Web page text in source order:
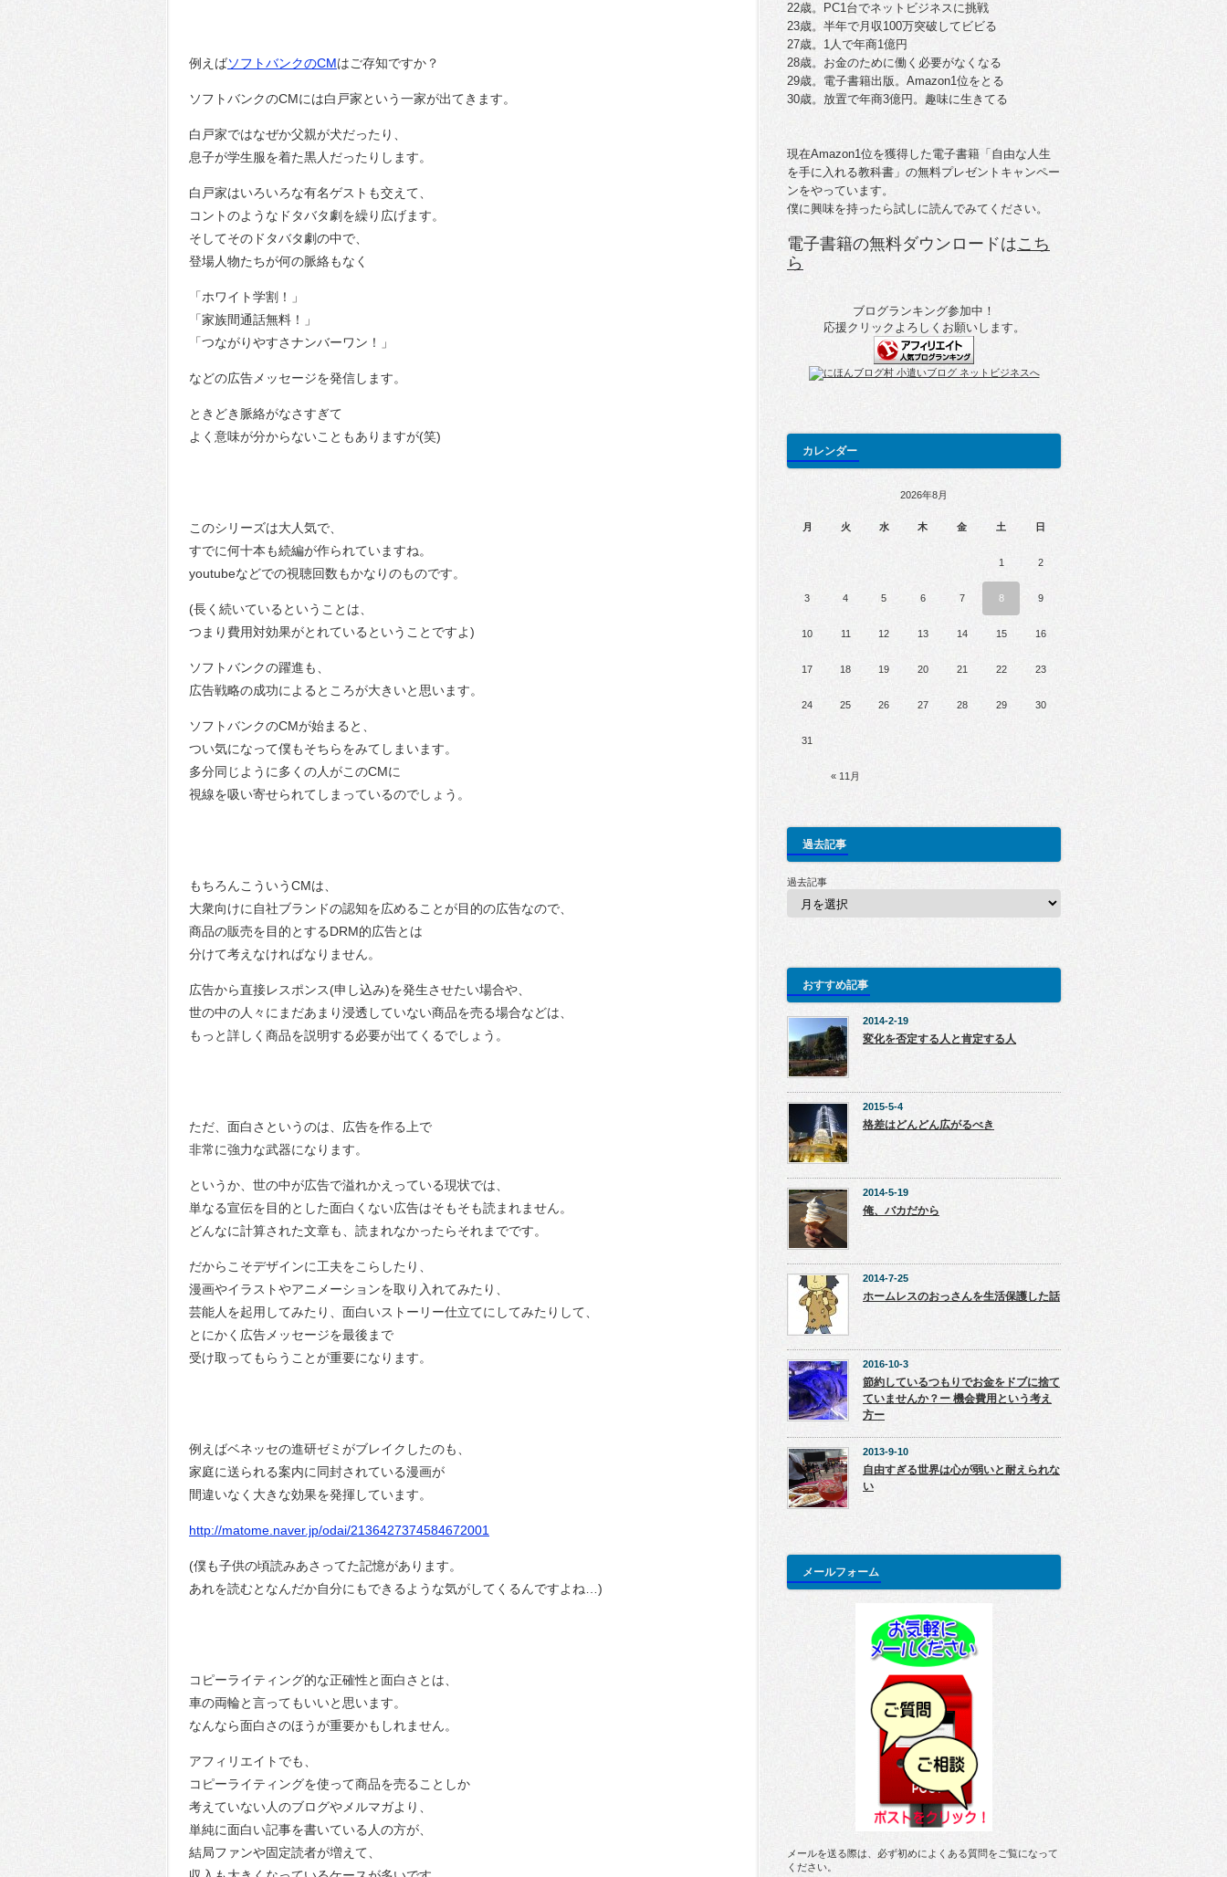
例えばソフトバンクのCMはご存知ですか？
ソフトバンクのCMには白戸家という一家が出てきます。
白戸家ではなぜか父親が犬だったり、
息子が学生服を着た黒人だったりします。
白戸家はいろいろな有名ゲストも交えて、
コントのようなドタバタ劇を繰り広げます。
そしてそのドタバタ劇の中で、
登場人物たちが何の脈絡もなく
「ホワイト学割！」
「家族間通話無料！」
「つながりやすさナンバーワン！」
などの広告メッセージを発信します。
ときどき脈絡がなさすぎて
よく意味が分からないこともありますが(笑)
このシリーズは大人気で、
すでに何十本も続編が作られていますね。
youtubeなどでの視聴回数もかなりのものです。
(長く続いているということは、
つまり費用対効果がとれているということですよ)
ソフトバンクの躍進も、
広告戦略の成功によるところが大きいと思います。
ソフトバンクのCMが始まると、
つい気になって僕もそちらをみてしまいます。
多分同じように多くの人がこのCMに
視線を吸い寄せられてしまっているのでしょう。
もちろんこういうCMは、
大衆向けに自社ブランドの認知を広めることが目的の広告なので、
商品の販売を目的とするDRM的広告とは
分けて考えなければなりません。
広告から直接レスポンス(申し込み)を発生させたい場合や、
世の中の人々にまだあまり浸透していない商品を売る場合などは、
もっと詳しく商品を説明する必要が出てくるでしょう。
ただ、面白さというのは、広告を作る上で
非常に強力な武器になります。
というか、世の中が広告で溢れかえっている現状では、
単なる宣伝を目的とした面白くない広告はそもそも読まれません。
どんなに計算された文章も、読まれなかったらそれまでです。
だからこそデザインに工夫をこらしたり、
漫画やイラストやアニメーションを取り入れてみたり、
芸能人を起用してみたり、面白いストーリー仕立てにしてみたりして、
とにかく広告メッセージを最後まで
受け取ってもらうことが重要になります。
例えばベネッセの進研ゼミがブレイクしたのも、
家庭に送られる案内に同封されている漫画が
間違いなく大きな効果を発揮しています。
http://matome.naver.jp/odai/2136427374584672001
(僕も子供の頃読みあさってた記憶があります。
あれを読むとなんだか自分にもできるような気がしてくるんですよね…)
コピーライティング的な正確性と面白さとは、
車の両輪と言ってもいいと思います。
なんなら面白さのほうが重要かもしれません。
アフィリエイトでも、
コピーライティングを使って商品を売ることしか
考えていない人のブログやメルマガより、
単純に面白い記事を書いている人の方が、
結局ファンや固定読者が増えて、
22歳。PC1台でネットビジネスに挑戦
23歳。半年で月収100万突破してビビる
27歳。1人で年商1億円
28歳。お金のために働く必要がなくなる
29歳。電子書籍出版。Amazon1位をとる
30歳。放置で年商3億円。趣味に生きてる
現在Amazon1位を獲得した電子書籍「自由な人生
を手に入れる教科書」の無料プレゼントキャンペー
ンをやっています。
僕に興味を持ったら試しに読んでみてください。
電子書籍の無料ダウンロードはこち
ら
ブログランキング参加中！
応援クリックよろしくお願いします。
カレンダー
2026年8月
月 火 水 木 金 土 日
« 11月
1 2
3 4 5 6 7 8 9
10 11 12 13 14 15 16
17 18 19 20 21 22 23
24 25 26 27 28 29 30
31
過去記事
過去記事
おすすめ記事
2014-2-19
変化を否定する人と肯定する人
2015-5-4
格差はどんどん広がるべき
2014-5-19
俺、バカだから
2014-7-25
ホームレスのおっさんを生活保護した話
2016-10-3
節約しているつもりでお金をドブに捨て
ていませんか？ー 機会費用という考え
方ー
2013-9-10
自由すぎる世界は心が弱いと耐えられな
い
メールフォーム
メールを送る際は、必ず初めによくある質問をご覧になって
ください。